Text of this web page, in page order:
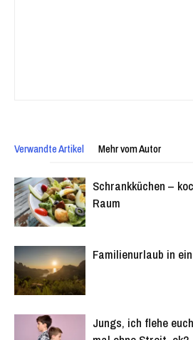
Verwandte Artikel Mehr vom Autor
Schrankküchen –
Raum
Familienurlaub in
Jungs, ich flehe